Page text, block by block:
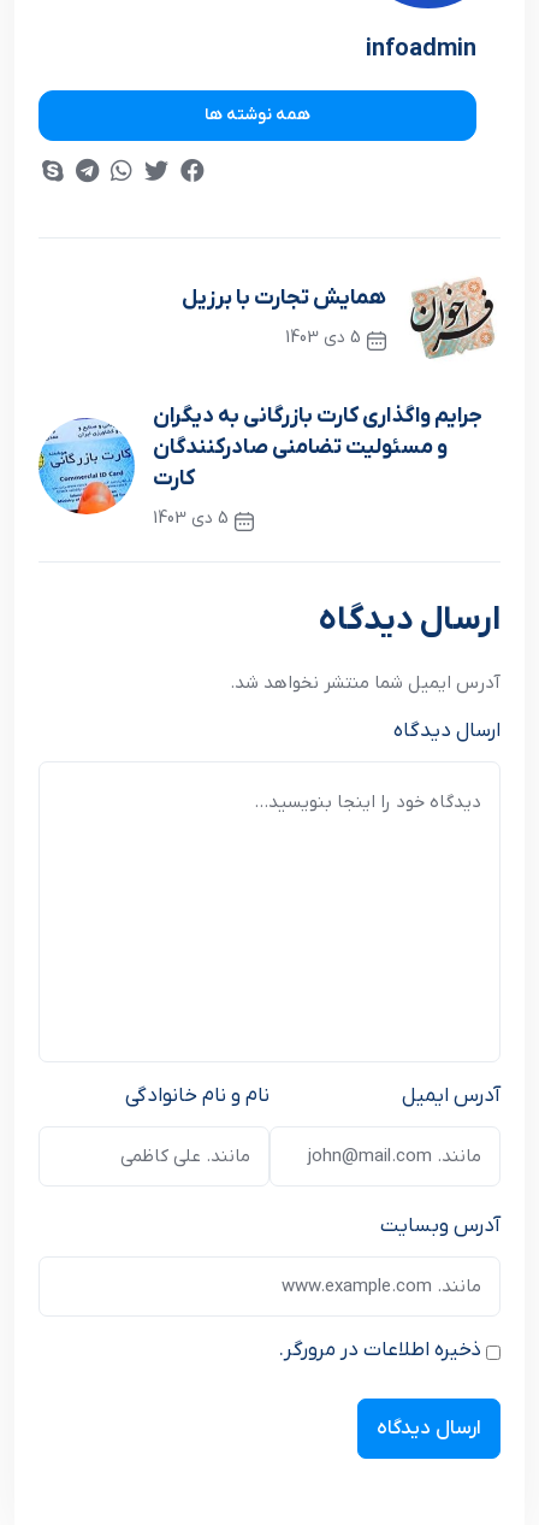
infoadmin
همه نوشته ها
همایش تجارت با برزیل
5 دی 1403
جرایم واگذاری کارت بازرگانی به دیگران
و مسئولیت تضامنی صادرکنندگان
کارت
5 دی 1403
نوشته بعدی
ارسال دیدگاه
آدرس ایمیل شما منتشر نخواهد شد.
ارسال دیدگاه
نام و نام خانوادگی آدرس ایمیل
آدرس وبسایت
ذخیره اطلاعات در مرورگر.